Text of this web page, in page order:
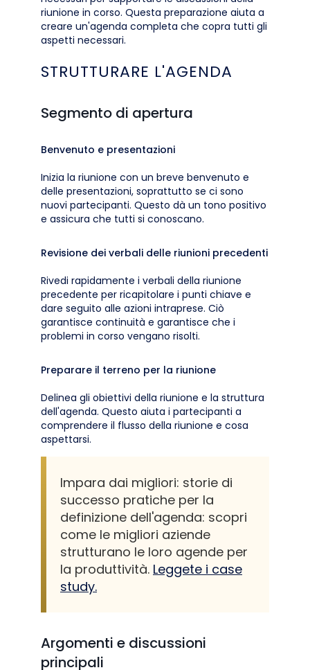
riunione in corso. Questa preparazione aiuta a
creare un'agenda completa che copra tutti gli
aspetti necessari.
STRUTTURARE L'AGENDA
Segmento di apertura
Benvenuto e presentazioni
Inizia la riunione con un breve benvenuto e
delle presentazioni, soprattutto se ci sono
nuovi partecipanti. Questo dà un tono positivo
e assicura che tutti si conoscano.
Revisione dei verbali delle riunioni precedenti
Rivedi rapidamente i verbali della riunione
precedente per ricapitolare i punti chiave e
dare seguito alle azioni intraprese. Ciò
garantisce continuità e garantisce che i
problemi in corso vengano risolti.
Preparare il terreno per la riunione
Delinea gli obiettivi della riunione e la struttura
dell'agenda. Questo aiuta i partecipanti a
comprendere il flusso della riunione e cosa
aspettarsi.
Impara dai migliori: storie di
successo pratiche per la
definizione dell'agenda: scopri
come le migliori aziende
strutturano le loro agende per
la produttività. Leggete i case
study.
Argomenti e discussioni
principali